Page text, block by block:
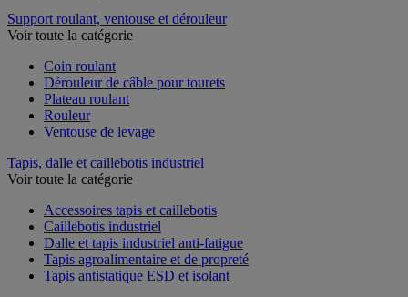
Support roulant, ventouse et dérouleur
Voir toute la catégorie
Coin roulant
Dérouleur de câble pour tourets
Plateau roulant
Rouleur
Ventouse de levage
Tapis, dalle et caillebotis industriel
Voir toute la catégorie
Accessoires tapis et caillebotis
Caillebotis industriel
Dalle et tapis industriel anti-fatigue
Tapis agroalimentaire et de propreté
Tapis antistatique ESD et isolant